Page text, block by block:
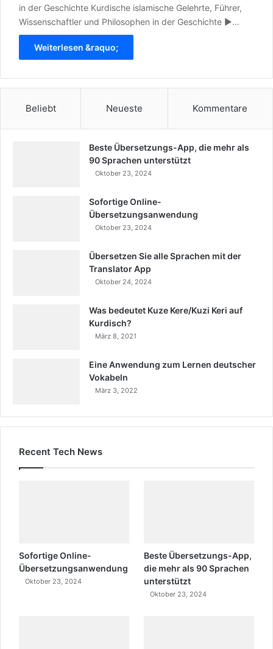
in der Geschichte Kurdische islamische Gelehrte, Führer,
Wissenschaftler und Philosophen in der Geschichte ►…
Weiterlesen &raquo;
Beliebt Neueste Kommentare
Beste Übersetzungs-App, die mehr als
90 Sprachen unterstützt
Oktober 23, 2024
Sofortige Online-
Übersetzungsanwendung
Oktober 23, 2024
Übersetzen Sie alle Sprachen mit der
Translator App
Oktober 24, 2024
Was bedeutet Kuze Kere/Kuzi Keri auf
Kurdisch?
März 8, 2021
Eine Anwendung zum Lernen deutscher
Vokabeln
März 3, 2022
Recent Tech News
Sofortige Online-
Übersetzungsanwendung
Oktober 23, 2024
Beste Übersetzungs-App,
die mehr als 90 Sprachen
unterstützt
Oktober 23, 2024